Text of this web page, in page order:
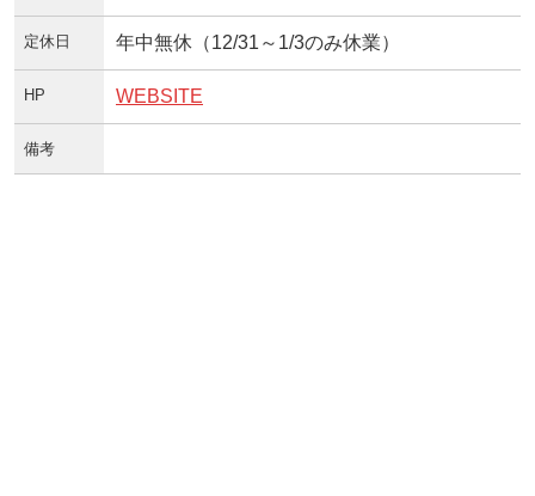
定休日 年中無休（12/31～1/3のみ休業）
HP WEBSITE
備考